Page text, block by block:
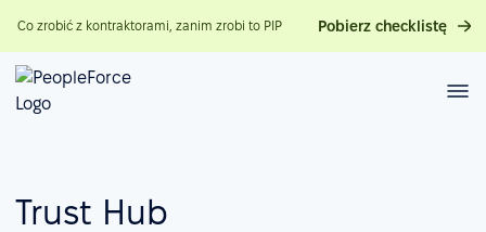
Co zrobić z kontraktorami, zanim zrobi to PIP Pobierz checklistę
Trust Hub